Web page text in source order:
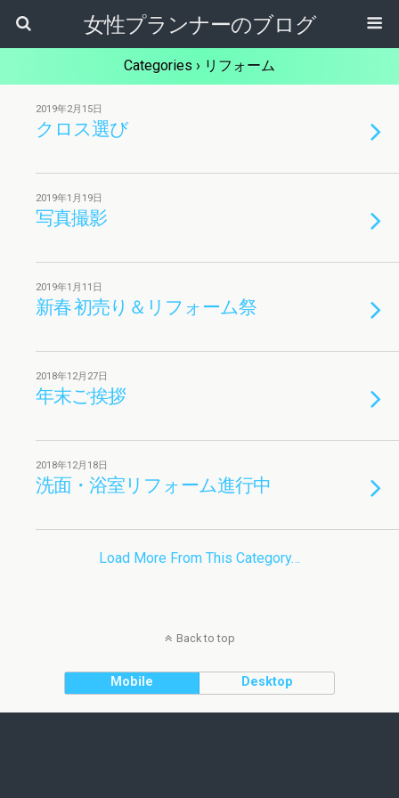
女性プランナーのブログ
Categories › リフォーム
2019年2月15日
クロス選び
2019年1月19日
写真撮影
2019年1月11日
新春 初売り＆リフォーム祭
2018年12月27日
年末ご挨拶
2018年12月18日
洗面・浴室リフォーム進行中
Load More From This Category…
Back to top
Mobile Desktop